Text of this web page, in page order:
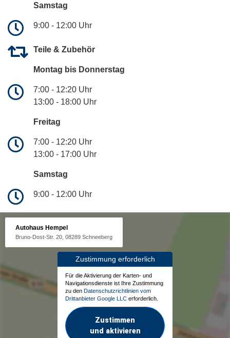
Samstag
9:00 - 12:00 Uhr
Teile & Zubehör
Montag bis Donnerstag
7:00 - 12:20 Uhr
13:00 - 18:00 Uhr
Freitag
7:00 - 12:20 Uhr
13:00 - 17:00 Uhr
Samstag
9:00 - 12:00 Uhr
Autohaus Hempel
Bruno-Dost-Str. 20, 08289 Schneeberg
Zustimmung erforderlich
Für die Aktivierung der Karten- und
Navigationsdienste ist Ihre Zustimmung
zu den Datenschutzrichtlinien vom
Drittanbieter Google LLC erforderlich.
Zustimmen
und aktivieren